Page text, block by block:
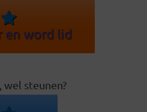
en word lid
wel steunen?